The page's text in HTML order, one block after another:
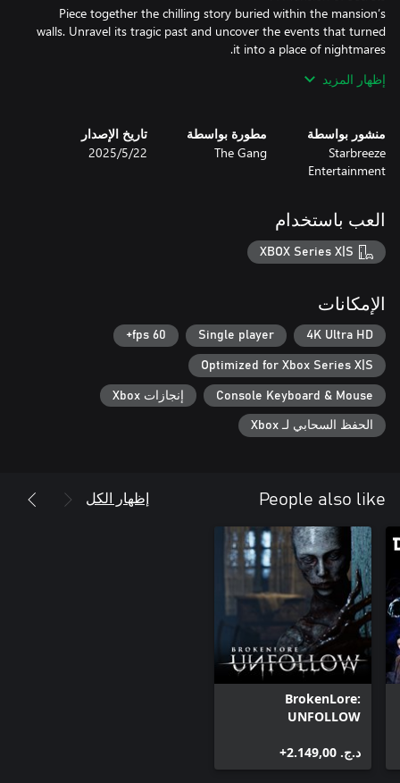
Piece together the chilling story buried within the mansion’s
walls. Unravel its tragic past and uncover the events that turned
Avoid your relentless captors and uncover the secrets of your
lost soul trapped forever?
إظهار المزيد
منشور بواسطة
Starbreeze
Entertainment
مطورة بواسطة
The Gang
تاريخ الإصدار
22‏/5‏/2025
العب باستخدام
XBOX Series X|S
الإمكانات
4K Ultra HD
Single player
60 fps+
Optimized for Xbox Series X|S
Console Keyboard & Mouse إنجازات Xbox
الحفظ السحابي لـ Xbox
People also like إظهار الكل
BrokenLore:
UNFOLLOW
د.ج.‏ 2.149,00+